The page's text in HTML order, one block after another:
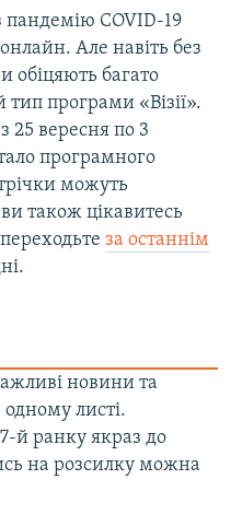
пандемію COVID-19
Але навіть без
обіцяють багато
тип програми «Візії».
25 вересня по 3
програмного
можуть
також цікавитесь
за останнім
новини та
листі.
й ранку якраз до
на розсилку можна